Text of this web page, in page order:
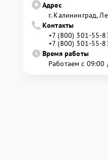
Адрес
г. Калининград,
Контакты
+7 (800) 301-55-
+7 (800) 301-55-
Время работы
Работаем с 09:00